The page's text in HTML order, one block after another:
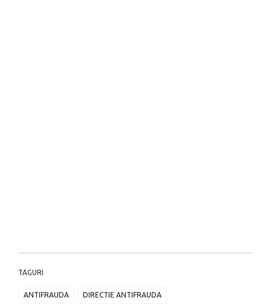
TAGURI
ANTIFRAUDA DIRECTIE ANTIFRAUDA